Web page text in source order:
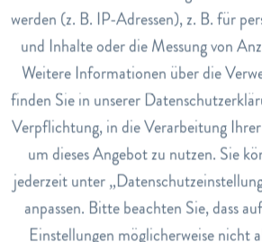
Täglich 2 Tabletten mit etwas
Art.Nr.
1330113
EAN
7640121570537
Lagerbestand
3
Nährwerte
Tracking
Service
werden (z. B. IP-Adressen), z. B. für
und Inhalte oder die Messung von
Weitere Informationen über die
finden Sie in unserer
Verpflichtung, in die Verarbeitung
um dieses Angebot zu nutzen. Sie
jederzeit unter
anpassen. Bitte beachten Sie, dass
Einstellungen möglicherweise nicht